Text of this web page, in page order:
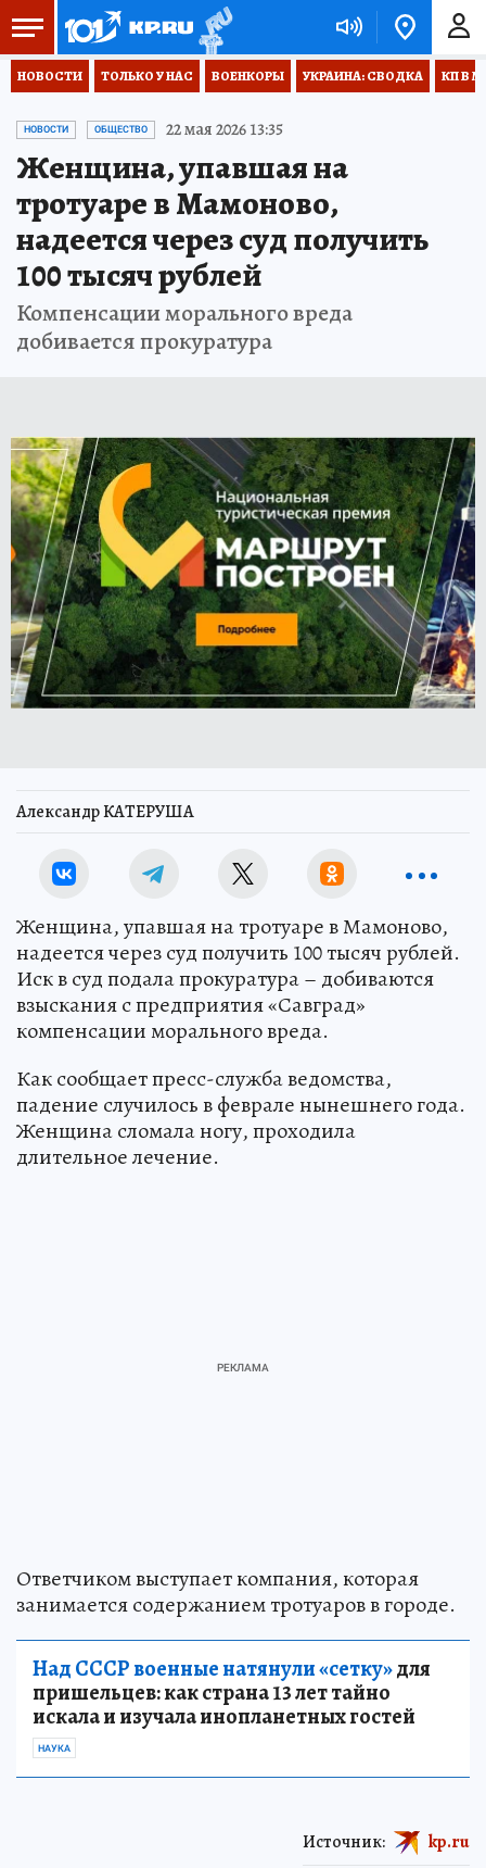
НОВОСТИ ТОЛЬКО У НАС ВОЕНКОРЫ УКРАИНА: СВОДКА КП В
НОВОСТИ ОБЩЕСТВО 22 мая 2026 13:35
Женщина, упавшая на
тротуаре в Мамоново,
надеется через суд получить
100 тысяч рублей
Компенсации морального вреда
добивается прокуратура
Александр КАТЕРУША
Женщина, упавшая на тротуаре в Мамоново,
надеется через суд получить 100 тысяч рублей.
Иск в суд подала прокуратура – добиваются
взыскания с предприятия «Савград»
компенсации морального вреда.
Как сообщает пресс-служба ведомства,
падение случилось в феврале нынешнего года.
Женщина сломала ногу, проходила
длительное лечение.
Ответчиком выступает компания, которая
занимается содержанием тротуаров в городе.
Над СССР военные натянули «сетку»для
пришельцев: как страна 13 лет тайно
искала и изучала инопланетных гостей
НАУКА
Источник: kp.ru